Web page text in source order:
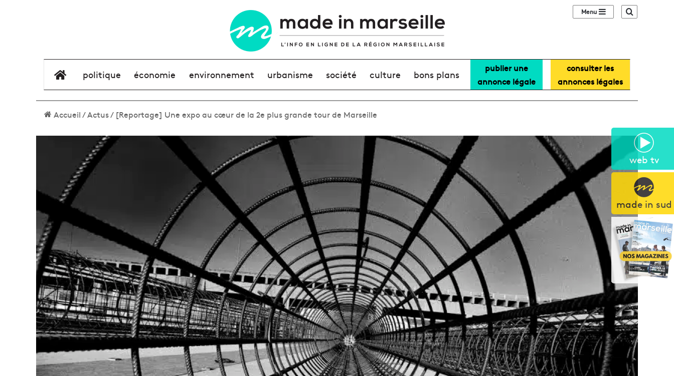
web tv
made in sud
Sidebar (barre
élément de menu
politique économie environnement urbanisme société culture bons plans
publier une
annonce légale
consulter les
annonces légales
Accueil/Actus/ [Reportage] Une expo au cœur de la 2e plus grande tour de Marseille